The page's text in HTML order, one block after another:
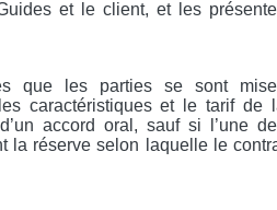
et le client, et les
que les parties se sont
caractéristiques et le tarif de
accord oral, sauf si l’une
la réserve selon laquelle le